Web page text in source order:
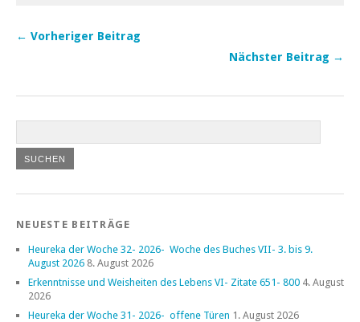
← Vorheriger Beitrag
Nächster Beitrag →
NEUESTE BEITRÄGE
Heureka der Woche 32- 2026- Woche des Buches VII- 3. bis 9.
August 2026 8. August 2026
Erkenntnisse und Weisheiten des Lebens VI- Zitate 651- 800 4. August
2026
Heureka der Woche 31- 2026- offene Türen 1. August 2026